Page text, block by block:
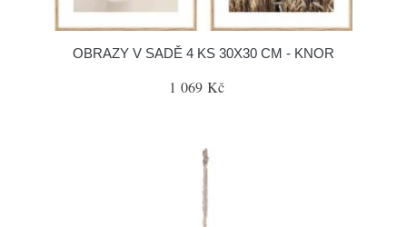
OBRAZY V SADĚ 4 KS 30X30 CM - KNOR
1 069 Kč